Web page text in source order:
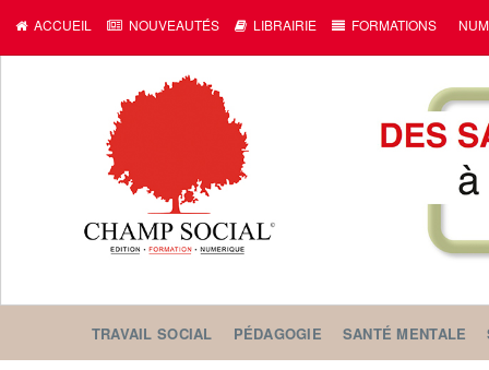
ACCUEIL NOUVEAUTÉS LIBRAIRIE FORMATIONS
TRAVAIL SOCIAL PÉDAGOGIE SANTÉ MENTALE